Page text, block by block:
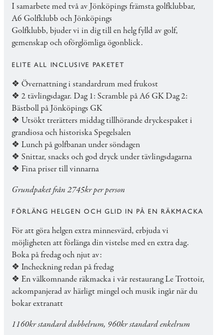
I samarbete med två av Jönköpings främsta golfklubbar,
A6 Golfklubb och Jönköpings
Golfklubb, bjuder vi in dig till en helg fylld av golf,
gemenskap och oförglömliga ögonblick.
ELITE ALL INCLUSIVE PAKETET
❖ Övernattning i standardrum med frukost
❖ 2 tävlingsdagar. Dag 1: Scramble på A6 GK Dag 2:
Bästboll på Jönköpings GK
❖ Utsökt trerätters middag tillhörande dryckespaket i
grandiosa och historiska Spegelsalen
❖ Lunch på golfbanan under söndagen
❖ Snittar, snacks och god dryck under tävlingsdagarna
❖ Fina priser till vinnarna
Grundpaket från 2745kr per person
FÖRLÄNG HELGEN OCH GLID IN PÅ EN RÄKMACKA
För att göra helgen extra minnesvärd, erbjuda vi
möjligheten att förlänga din vistelse med en extra dag.
Boka på fredag och njut av:
❖ Incheckning redan på fredag
❖ En välkomnande räkmacka i vår restaurang Le Trottoir,
ackompanjerad av härligt mingel och musik ingår när du
bokar extranatt
1160kr standard dubbelrum, 960kr standard enkelrum